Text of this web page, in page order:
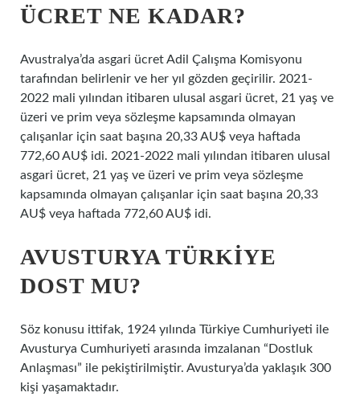
ÜCRET NE KADAR?
Avustralya’da asgari ücret Adil Çalışma Komisyonu
tarafından belirlenir ve her yıl gözden geçirilir. 2021-
2022 mali yılından itibaren ulusal asgari ücret, 21 yaş ve
üzeri ve prim veya sözleşme kapsamında olmayan
çalışanlar için saat başına 20,33 AU$ veya haftada
772,60 AU$ idi. 2021-2022 mali yılından itibaren ulusal
asgari ücret, 21 yaş ve üzeri ve prim veya sözleşme
kapsamında olmayan çalışanlar için saat başına 20,33
AU$ veya haftada 772,60 AU$ idi.
AVUSTURYA TÜRKIYE
DOST MU?
Söz konusu ittifak, 1924 yılında Türkiye Cumhuriyeti ile
Avusturya Cumhuriyeti arasında imzalanan “Dostluk
Anlaşması” ile pekiştirilmiştir. Avusturya’da yaklaşık 300
kişi yaşamaktadır.